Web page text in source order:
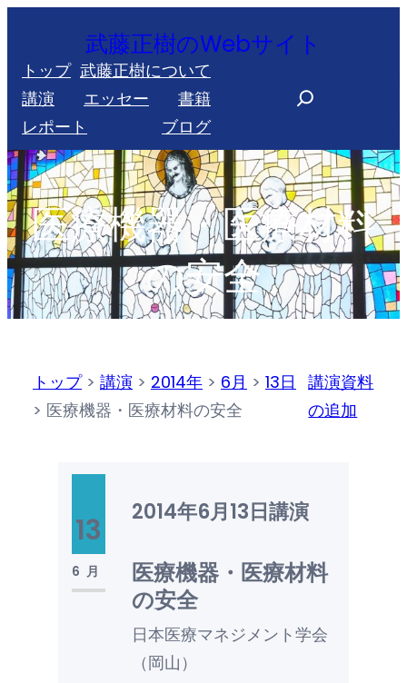
を
ス
キ
ッ
プ
武藤正樹のWebサイト
トップ 武藤正樹について
講演
エッセー
書籍
レポート
ブログ
r
c
h
医療機器・医療材料
の安全
トップ> 講演 > 2014年 > 6月 > 13日
> 医療機器・医療材料の安全
講演資料
の追加
13
6月
2014年6月13日講演
医療機器・医療材料
の安全
日本医療マネジメント学会
（岡山）